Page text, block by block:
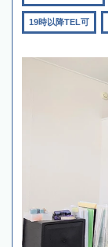
19時以降TEL可